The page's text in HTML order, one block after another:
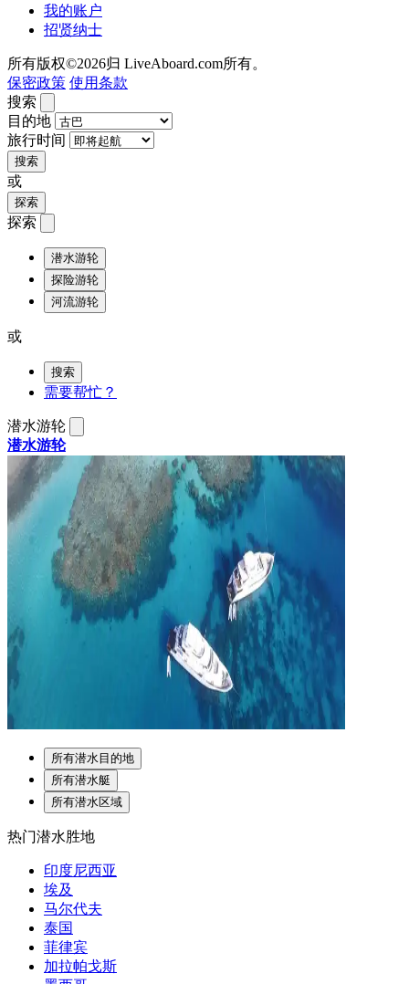
我的账户
招贤纳士
所有版权©2026归 LiveAboard.com所有。
保密政策 使用条款
搜索
目的地
旅行时间
搜索
或
探索
探索
潜水游轮
探险游轮
河流游轮
或
搜索
需要帮忙？
潜水游轮
潜水游轮
所有潜水目的地
所有潜水艇
所有潜水区域
热门潜水胜地
印度尼西亚
埃及
马尔代夫
泰国
菲律宾
加拉帕戈斯